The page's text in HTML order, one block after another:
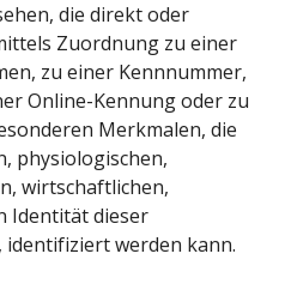
die direkt oder
Zuordnung zu einer
zu einer Kennnummer,
Online-Kennung oder zu
Merkmalen, die
physiologischen,
wirtschaftlichen,
Identität dieser
werden kann.